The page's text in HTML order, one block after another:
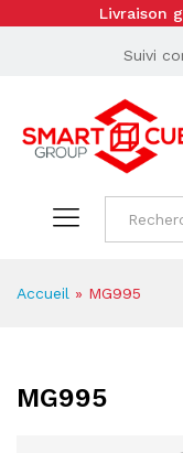
Livraison
Suivi
Accueil » MG995
MG995